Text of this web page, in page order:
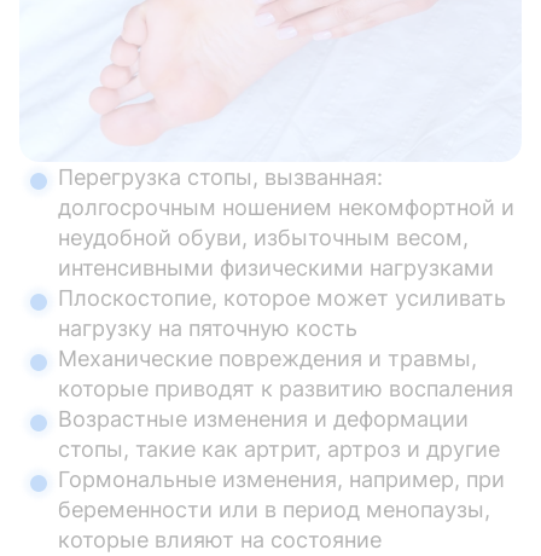
Перегрузка стопы, вызванная:
долгосрочным ношением некомфортной и
неудобной обуви, избыточным весом,
интенсивными физическими нагрузками
Плоскостопие, которое может усиливать
нагрузку на пяточную кость
Механические повреждения и травмы,
которые приводят к развитию воспаления
Возрастные изменения и деформации
стопы, такие как артрит, артроз и другие
Гормональные изменения, например, при
беременности или в период менопаузы,
которые влияют на состояние